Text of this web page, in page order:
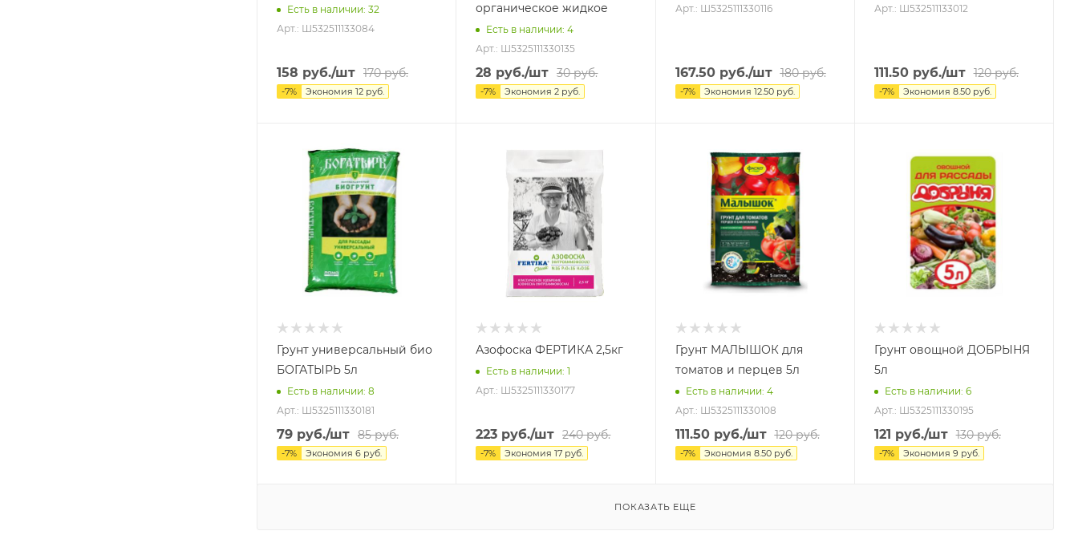
Есть в наличии: 32
Арт.: Ш532511133084
158 руб./шт 170руб.
-7% Экономия 12 руб.
органическое жидкое
Есть в наличии: 4
Арт.: Ш5325111330135
28 руб./шт 30руб.
-7% Экономия2 руб.
Арт.: Ш5325111330116
167.50руб./шт 180руб.
-7% Экономия 12.50руб.
Арт.: Ш532511133012
111.50руб./шт 120руб.
-7% Экономия 8.50руб.
Грунт универсальный био
БОГАТЫРЬ 5л
Есть в наличии: 8
Арт.: Ш5325111330181
79 руб./шт 85руб.
-7% Экономия 6 руб.
Азофоска ФЕРТИКА 2,5кг
Есть в наличии: 1
Арт.: Ш5325111330177
223 руб./шт 240руб.
-7% Экономия17 руб.
Грунт МАЛЫШОК для
томатов и перцев 5л
Есть в наличии: 4
Арт.: Ш5325111330108
111.50руб./шт 120руб.
-7% Экономия 8.50руб.
Грунт овощной ДОБРЫНЯ
5л
Есть в наличии: 6
Арт.: Ш5325111330195
121 руб./шт 130руб.
-7% Экономия 9 руб.
ПОКАЗАТЬ ЕЩЕ